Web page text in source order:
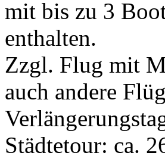
mit bis zu 3
enthalten.
Zzgl. Flug mit
auch andere
Städtetour: ca.